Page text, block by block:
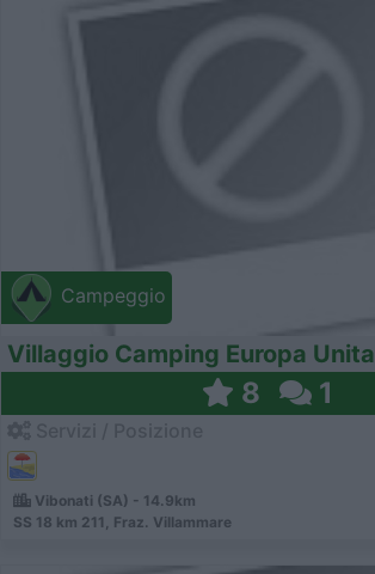
Campeggio
Villaggio Camping Europa Unita
8 1
Vibonati (SA) - 14.9km
SS 18 km 211, Fraz. Villammare